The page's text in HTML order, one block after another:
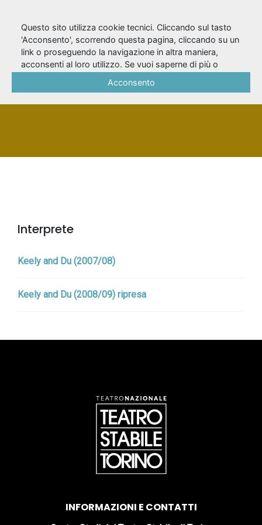
Bern, Federica
PERSONA
Interprete
Keely and Du (2007/08)
Keely and Du (2008/09) ripresa
INFORMAZIONI E CONTATTI
Questo sito utilizza cookie tecnici. Cliccando sul tasto
'Acconsento', scorrendo questa pagina, cliccando su un
link o proseguendo la navigazione in altra maniera,
acconsenti al loro utilizzo. Se vuoi saperne di più o
Acconsento